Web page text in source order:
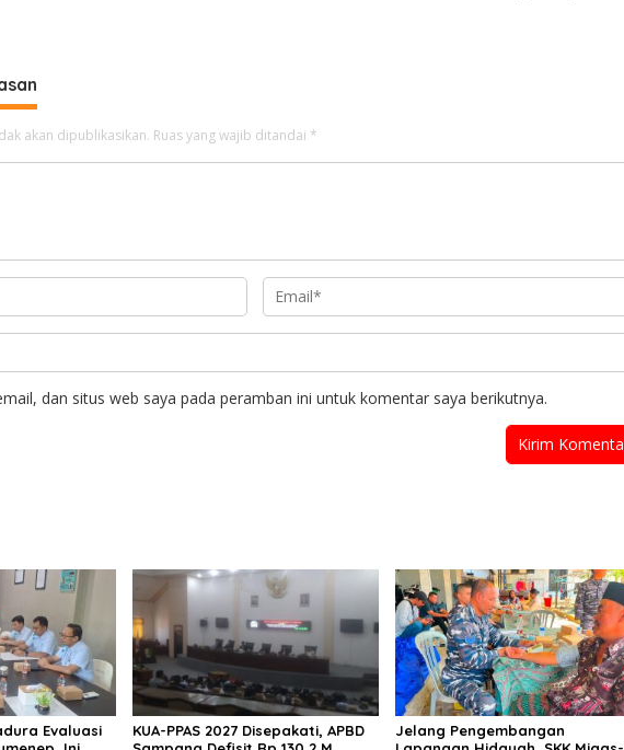
akan dipublikasikan. Ruas yang wajib ditandai *
dan situs web saya pada peramban ini untuk komentar saya berikutnya.
Evaluasi
KUA-PPAS 2027 Disepakati, APBD
Jelang Pengembangan